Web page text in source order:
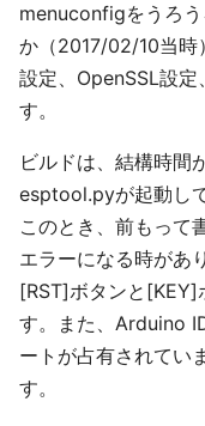
menuconfigをうろ
か（2017/02/10当時
設定、OpenSSL設
す。
ビルドは、結構時間
esptool.pyが起動し
このとき、前もって
エラーになる時があ
[RST]ボタンと
す。また、Arduino
ートが占有されてい
す。